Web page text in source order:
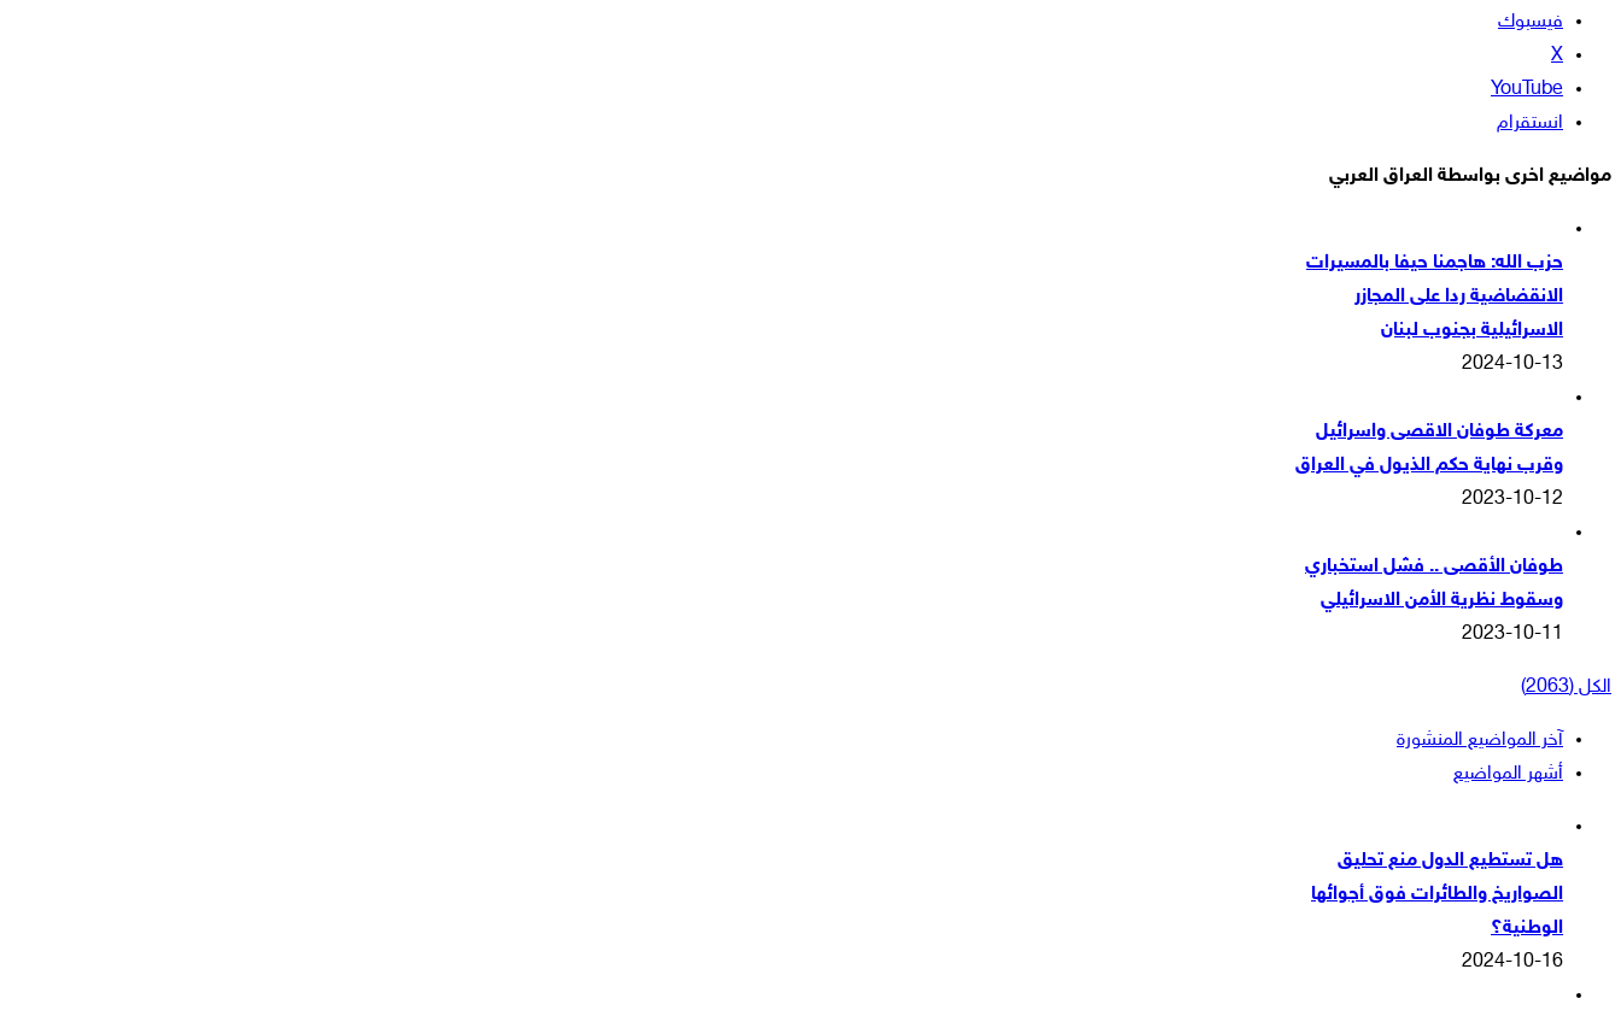
فيسبوك
‫X
‫YouTube
انستقرام
مواضيع اخرى بواسطة العراق العربي
حزب الله: هاجمنا حيفا بالمسيرات
الانقضاضية ردا على المجازر
الاسرائيلية بجنوب لبنان
2024-10-13
معركة طوفان الاقصى واسرائيل
وقرب نهاية حكم الذيول في العراق
2023-10-12
طوفان الأقصى .. فشل استخباري
وسقوط نظرية الأمن الاسرائيلي
2023-10-11
الكل (2063)
آخر المواضيع المنشورة
أشهر المواضيع
هل تستطيع الدول منع تحليق
الصواريخ والطائرات فوق أجوائها
الوطنية؟
2024-10-16